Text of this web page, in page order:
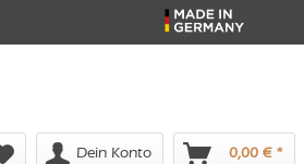
Dein Konto 0,00 € *